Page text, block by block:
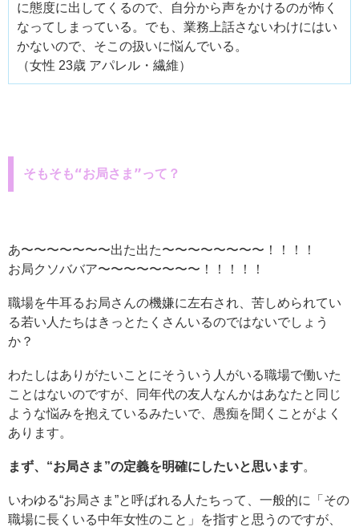
に態度に出してくるので、自分から声をかけるのが怖く
なってしまっている。でも、業務上話さないわけにはい
かないので、そこの扱いに悩んでいる。
（女性 23歳 アパレル・繊維）
そもそも“お局さま”って？
あ〜〜〜〜〜〜〜出た出た〜〜〜〜〜〜〜〜！！！！
お局クソババア〜〜〜〜〜〜〜〜！！！！！
職場を牛耳るお局さんの機嫌に左右され、苦しめられてい
る若い人たちはきっとたくさんいるのではないでしょう
か？
わたしはありがたいことにそういう人がいる職場で働いた
ことはないのですが、同年代の友人なんかはあなたと同じ
ような悩みを抱えているみたいで、愚痴を聞くことがよく
あります。
まず、“お局さま”の定義を明確にしたいと思います。
いわゆる“お局さま”と呼ばれる人たちって、一般的に「その
職場に長くいる中年女性のこと」を指すと思うのですが、